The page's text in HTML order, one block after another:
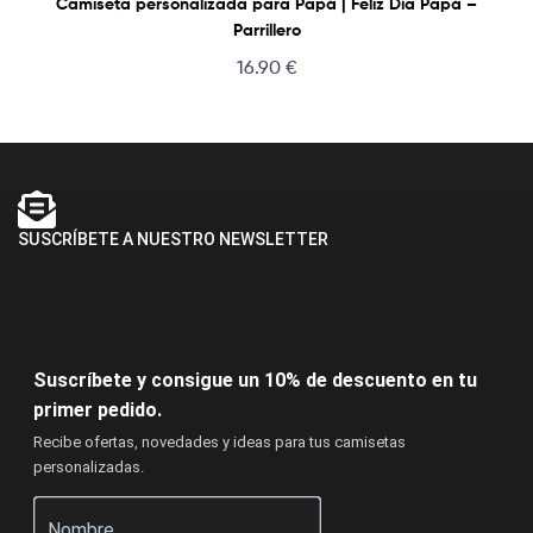
Parrillero
16.90 €
SUSCRÍBETE A NUESTRO NEWSLETTER
Suscríbete y consigue un 10% de descuento en tu
primer pedido.
Recibe ofertas, novedades y ideas para tus camisetas
personalizadas.